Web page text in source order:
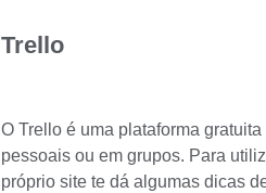
Trello
O Trello é uma plataforma
pessoais ou em grupos. Para
próprio site te dá algumas dicas